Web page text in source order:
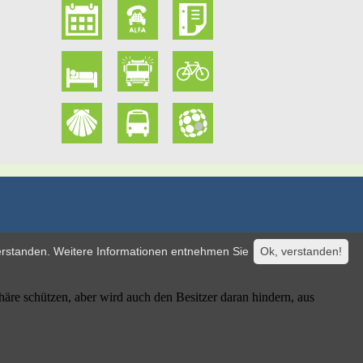
Ok, verstanden!
Weitere Informationen entnehmen Sie